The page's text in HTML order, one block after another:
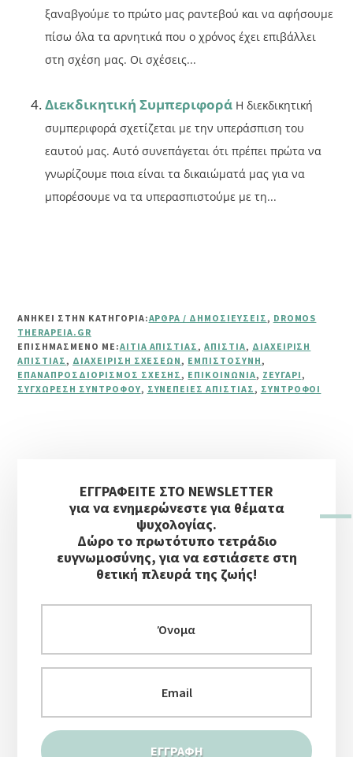
ξαναβγούμε το πρώτο μας ραντεβού και να αφήσουμε
πίσω όλα τα αρνητικά που ο χρόνος έχει επιβάλλει
στη σχέση μας. Οι σχέσεις...
Διεκδικητική Συμπεριφορά Η διεκδικητική
συμπεριφορά σχετίζεται με την υπεράσπιση του
εαυτού μας. Αυτό συνεπάγεται ότι πρέπει πρώτα να
γνωρίζουμε ποια είναι τα δικαιώματά μας για να
μπορέσουμε να τα υπερασπιστούμε με τη...
ΑΝΗΚΕΙ ΣΤΗΝ ΚΑΤΗΓΟΡΙΑ:ΆΡΘΡΑ / ΔΗΜΟΣΙΕΎΣΕΙΣ, DROMOS
THERAPEIA.GR
ΕΠΙΣΗΜΑΣΜΈΝΟ ΜΕ:ΑΊΤΙΑ ΑΠΙΣΤΊΑΣ,ΑΠΙΣΤΊΑ, ΔΙΑΧΕΊΡΙΣΗ
ΑΠΙΣΤΊΑΣ, ΔΙΑΧΕΊΡΙΣΗ ΣΧΈΣΕΩΝ, ΕΜΠΙΣΤΟΣΎΝΗ,
ΕΠΑΝΑΠΡΟΣΔΙΟΡΙΣΜΌΣ ΣΧΈΣΗΣ, ΕΠΙΚΟΙΝΩΝΊΑ, ΖΕΥΓΆΡΙ,
ΣΥΓΧΏΡΕΣΗ ΣΥΝΤΡΌΦΟΥ, ΣΥΝΈΠΕΙΕΣ ΑΠΙΣΤΊΑΣ, ΣΎΝΤΡΟΦΟΙ
ΠλευρικήΕΓΓΡΑΦΕΙΤΕ ΣΤΟ NEWSLETTER
για να ενημερώνεστε για θέματα
ψυχολογίας.
Δώρο το πρωτότυπο τετράδιο
ευγνωμοσύνης, για να εστιάσετε στη
θετική πλευρά της ζωής!